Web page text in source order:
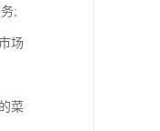
;
场
菜